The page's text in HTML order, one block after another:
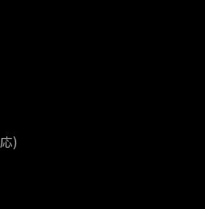
)